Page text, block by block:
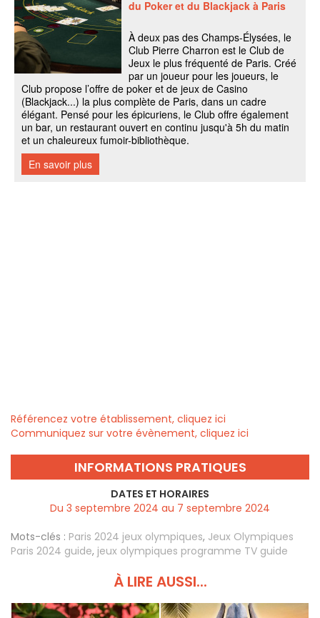
Référencez votre établissement, cliquez ici
Communiquez sur votre évènement, cliquez ici
INFORMATIONS PRATIQUES
DATES ET HORAIRES
Du 3 septembre 2024 au 7 septembre 2024
Mots-clés : Paris 2024 jeux olympiques, Jeux Olympiques
Paris 2024 guide, jeux olympiques programme TV guide
À LIRE AUSSI...